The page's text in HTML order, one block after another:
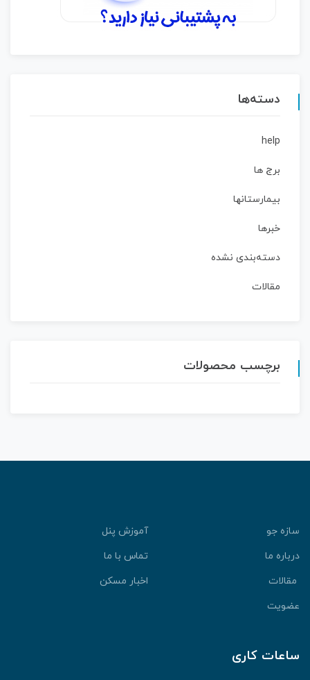
دسته‌ها
help
برج ها
بیمارستانها
خبرها
دسته‌بندی نشده
مقالات
برچسب محصولات
جو
آموزش پنل
ما
تماس با ما
اخبار مسکن
کاری